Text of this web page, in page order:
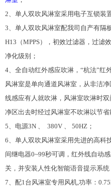
2、单人双吹风淋室采用电子互锁装
3、单人双吹风淋室配我司自产有隔
H13（MPPS），初效过滤器，过滤
净化级别；
4、全自动红外感应吹淋，“杭法”红
风淋室是单向通道风淋室，从非洁
线感应有人就吹淋，风淋室吹淋时
净区出去时经过风淋室不吹淋以节省
5、电源3N 、 380V 、 50HZ；
6、单人双吹风淋室采用先进的高科
间继电器0~99秒可调，红外线自动
关，并安装人性化智能语音提示系统
7、配1台风淋室专用风机,功率：